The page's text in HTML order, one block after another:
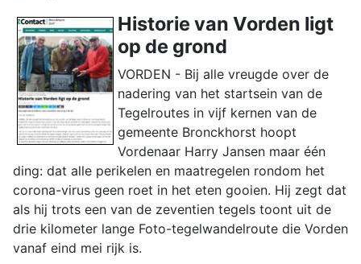
Historie van Vorden ligt
op de grond
VORDEN - Bij alle vreugde over de
nadering van het startsein van de
Tegelroutes in vijf kernen van de
gemeente Bronckhorst hoopt
Vordenaar Harry Jansen maar één
ding: dat alle perikelen en maatregelen rondom het
corona-virus geen roet in het eten gooien. Hij zegt dat
als hij trots een van de zeventien tegels toont uit de
drie kilometer lange Foto-tegelwandelroute die Vorden
vanaf eind mei rijk is.